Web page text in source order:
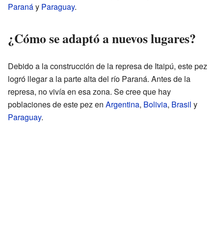
Paranáy Paraguay.
¿Cómo se adaptó a nuevos lugares?
Debido a la construcción de la represa de Itaipú, este pez
logró llegar a la parte alta del río Paraná. Antes de la
represa, no vivía en esa zona. Se cree que hay
poblaciones de este pez en Argentina, Bolivia, Brasil y
Paraguay.